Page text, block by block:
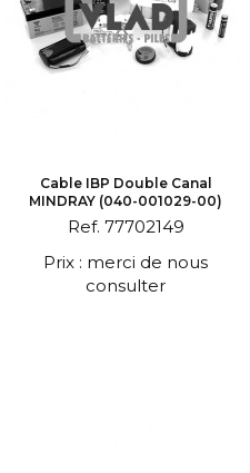
Cable IBP Double Canal
MINDRAY (040-001029-00)
Ref. 77702149
Prix : merci de nous
consulter